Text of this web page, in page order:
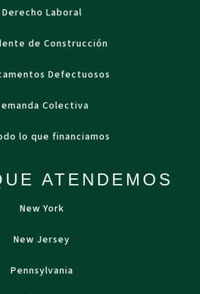
Derecho Laboral
de Construcción
Defectuosos
Colectiva
lo que financiamos
ATENDEMOS
New York
New Jersey
Pennsylvania